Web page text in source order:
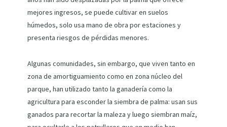
mejores ingresos, se puede cultivar en suelos
húmedos, solo usa mano de obra por estaciones y
presenta riesgos de pérdidas menores.
Algunas comunidades, sin embargo, que viven tanto en
zona de amortiguamiento como en zona núcleo del
parque, han utilizado tanto la ganadería como la
agricultura para esconder la siembra de palma: usan sus
ganados para recortar la maleza y luego siembran maíz,